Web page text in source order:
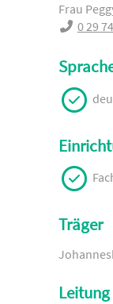
Frau
0 29
Träger
Leitung